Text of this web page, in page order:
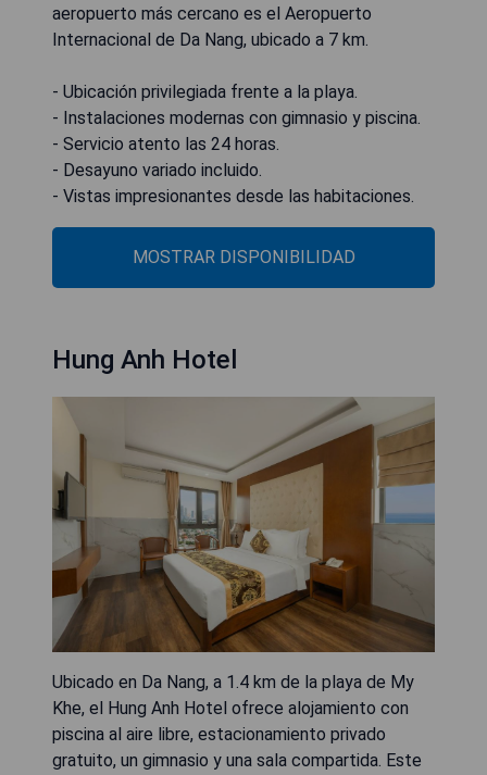
aeropuerto más cercano es el Aeropuerto
Internacional de Da Nang, ubicado a 7 km.
- Ubicación privilegiada frente a la playa.
- Instalaciones modernas con gimnasio y piscina.
- Servicio atento las 24 horas.
- Desayuno variado incluido.
- Vistas impresionantes desde las habitaciones.
MOSTRAR DISPONIBILIDAD
Hung Anh Hotel
Ubicado en Da Nang, a 1.4 km de la playa de My
Khe, el Hung Anh Hotel ofrece alojamiento con
piscina al aire libre, estacionamiento privado
gratuito, un gimnasio y una sala compartida. Este